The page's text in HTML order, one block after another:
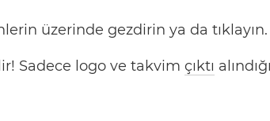
üzerinde gezdirin ya da tıklayın.
Sadece logo ve takvimçıktı